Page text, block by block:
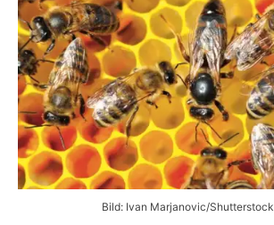
Bild: Ivan Marjanovic/